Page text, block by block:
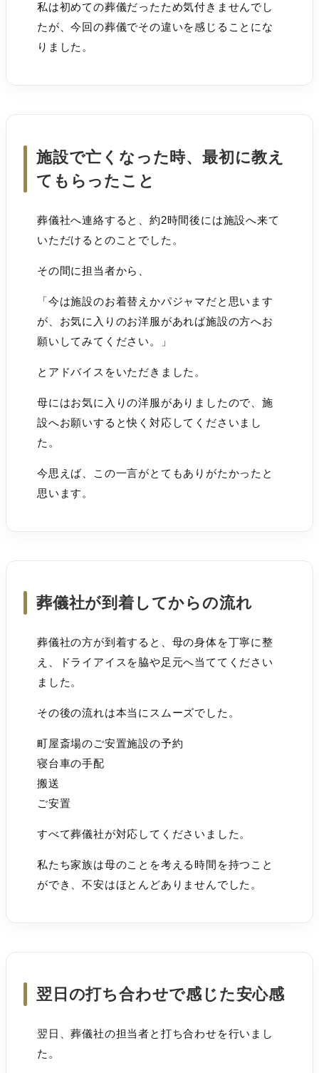
私は初めての葬儀だったため気付きませんでし
たが、今回の葬儀でその違いを感じることにな
りました。
施設で亡くなった時、最初に教え
てもらったこと
葬儀社へ連絡すると、約2時間後には施設へ来て
いただけるとのことでした。
その間に担当者から、
「今は施設のお着替えかパジャマだと思います
が、お気に入りのお洋服があれば施設の方へお
願いしてみてください。」
とアドバイスをいただきました。
母にはお気に入りの洋服がありましたので、施
設へお願いすると快く対応してくださいまし
た。
今思えば、この一言がとてもありがたかったと
思います。
葬儀社が到着してからの流れ
葬儀社の方が到着すると、母の身体を丁寧に整
え、ドライアイスを脇や足元へ当ててください
ました。
その後の流れは本当にスムーズでした。
町屋斎場のご安置施設の予約
寝台車の手配
搬送
ご安置
すべて葬儀社が対応してくださいました。
私たち家族は母のことを考える時間を持つこと
ができ、不安はほとんどありませんでした。
翌日の打ち合わせで感じた安心感
翌日、葬儀社の担当者と打ち合わせを行いまし
た。